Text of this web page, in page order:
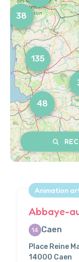
Animation
Abbaye-
14 Caen
Place Reine
14000 Caen
38
48
135